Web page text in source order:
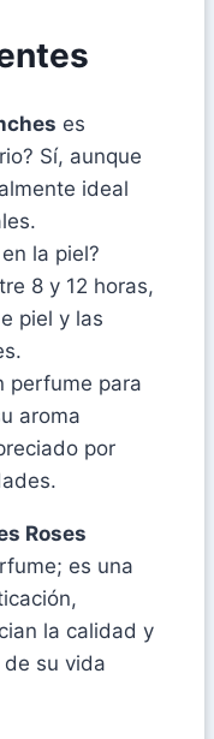
es
Sí, aunque
ideal
la piel?
8 y 12 horas,
piel y las
perfume para
aroma
por
Roses
es una
la calidad y
su vida